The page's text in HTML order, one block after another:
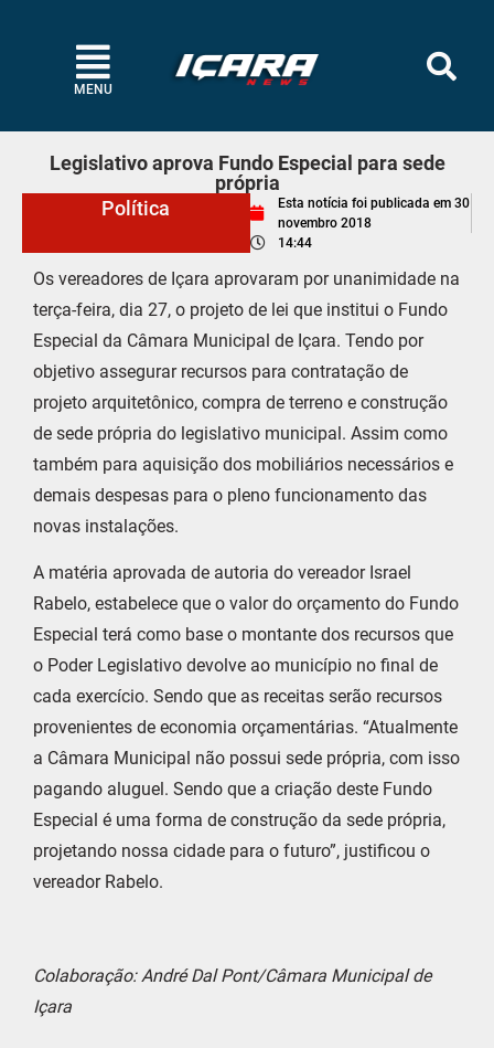
MENU
Legislativo aprova Fundo Especial para sede
própria
Política
Esta notícia foi publicada em 30
novembro 2018
14:44
Os vereadores de Içara aprovaram por unanimidade na
terça-feira, dia 27, o projeto de lei que institui o Fundo
Especial da Câmara Municipal de Içara. Tendo por
objetivo assegurar recursos para contratação de
projeto arquitetônico, compra de terreno e construção
de sede própria do legislativo municipal. Assim como
também para aquisição dos mobiliários necessários e
demais despesas para o pleno funcionamento das
novas instalações.
A matéria aprovada de autoria do vereador Israel
Rabelo, estabelece que o valor do orçamento do Fundo
Especial terá como base o montante dos recursos que
o Poder Legislativo devolve ao município no final de
cada exercício. Sendo que as receitas serão recursos
provenientes de economia orçamentárias. “Atualmente
a Câmara Municipal não possui sede própria, com isso
pagando aluguel. Sendo que a criação deste Fundo
Especial é uma forma de construção da sede própria,
projetando nossa cidade para o futuro”, justificou o
vereador Rabelo.
Colaboração: André Dal Pont/Câmara Municipal de
Içara